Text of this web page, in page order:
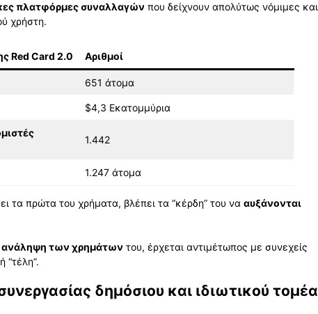
πλατφόρμες συναλλαγών που δείχνουν απολύτως νόμιμες και
χρήστη.
Red Card 2.0 Αριθμοί
651 άτομα
$4,3 Εκατομμύρια
1.442
1.247 άτομα
τα πρώτα του χρήματα, βλέπει τα “κέρδη” του να αυξάνονται
ανάληψη των χρημάτων του, έρχεται αντιμέτωπος με συνεχείς
“τέλη”.
δημόσιου και ιδιωτικού τομέα